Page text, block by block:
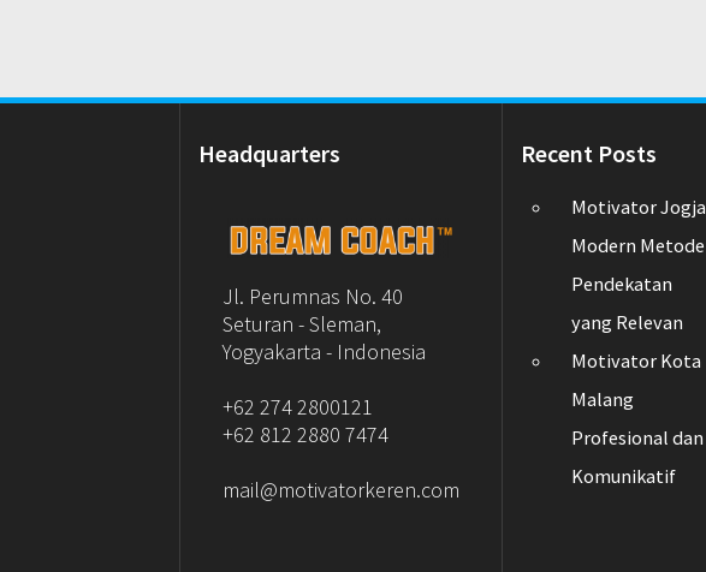
Headquarters
Jl. Perumnas No. 40
Seturan - Sleman,
Yogyakarta - Indonesia
+62 274 2800121
+62 812 2880 7474
mail@motivatorkeren.com
Recent Posts
Motivator Jogja
Modern Metode
Pendekatan
yang Relevan
Motivator Kota
Malang
Profesional dan
Komunikatif